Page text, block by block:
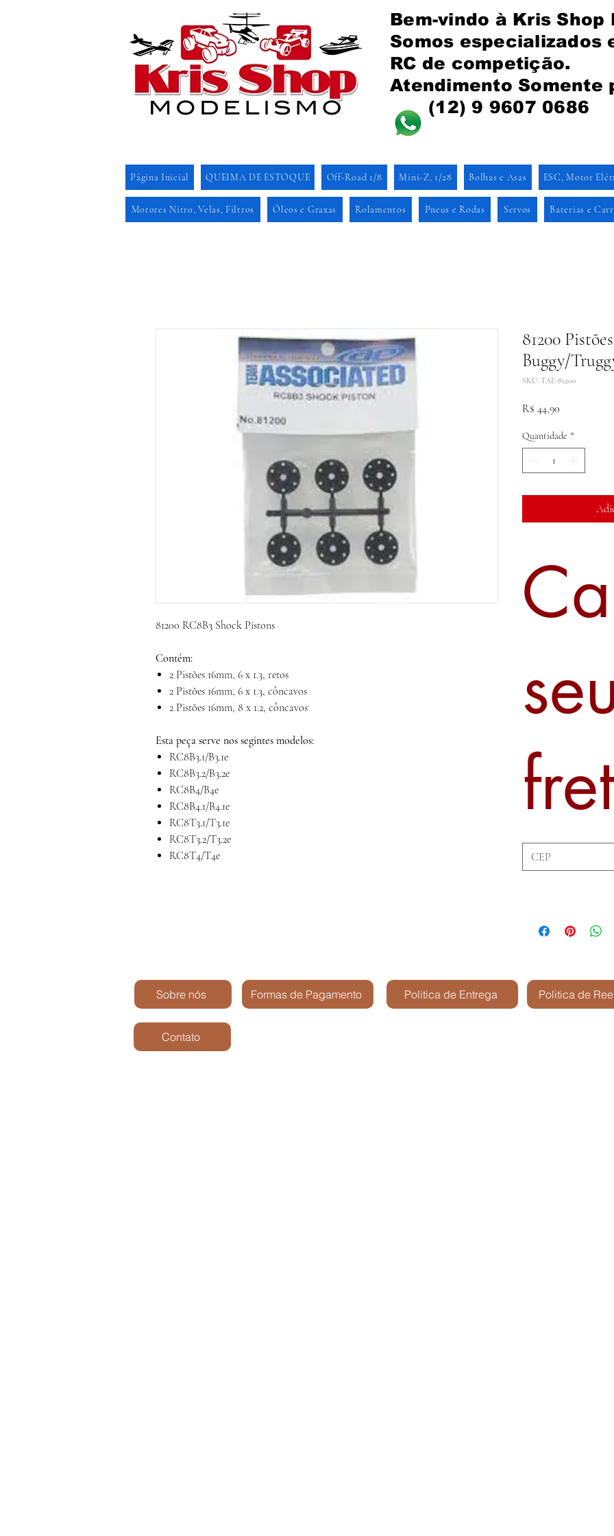
Bem-vindo à Kris Shop
Somos especializados
RC de competição.
Atendimento Somente
(12) 9 9607 0686
Página Inicial QUEIMA DE ESTOQUE Off-Road 1/8 Mini-Z, 1/28 Bolhas e Asas ESC, Motor
Motores Nitro, Velas, Filtros Óleos e Graxas Rolamentos Pneus e Rodas Servos Baterias e
81200 RC8B3 Shock Pistons
Contém:
2 Pistões 16mm, 6 x 1.3, retos
2 Pistões 16mm, 6 x 1.3, côncavos
2 Pistões 16mm, 8 x 1.2, côncavos
Esta peça serve nos segintes modelos:
RC8B3.1/B3.1e
RC8B3.2/B3.2e
RC8B4/B4e
RC8B4.1/B4.1e
RC8T3.1/T3.1e
RC8T3.2/T3.2e
RC8T4/T4e
81200
Buggy/
SKU: TAE-81200
R$ 44,90
Quantidade *
Sobre nós
Contato
Formas de Pagamento Politica de Entrega Politica de